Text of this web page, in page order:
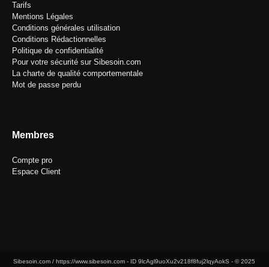
Tarifs
Mentions Légales
Conditions générales utilisation
Conditions Rédactionnelles
Politique de confidentialité
Pour votre sécurité sur Sibesoin.com
La charte de qualité comportementale
Mot de passe perdu
Membres
Compte pro
Espace Client
Sibesoin.com / https://www.sibesoin.com - ID9lcAgl9uoXu2v218f8fuj2lqyAokS - © 2025